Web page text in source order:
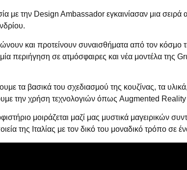
με την Design Ambassador εγκαινίασαν μια
και προτείνουν συναισθήματα από τον κόσμο
περιήγηση σε ατμόσφαιρες και νέα μοντέλα
τα βασικά του σχεδιασμού της κουζίνας, τα
την χρήση τεχνολογιών όπως Augmented Reality
μοιράζεται μαζί μας μυστικά μαγειρικών
της Ιταλίας με τον δικό του μοναδικό τρόπο σε